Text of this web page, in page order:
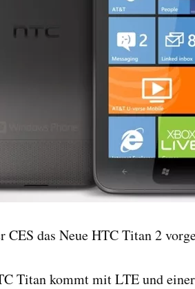
CES das Neue HTC Titan 2
Titan kommt mit LTE und